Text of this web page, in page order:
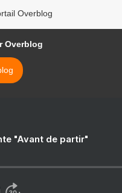
Overblog
Overblog
"Avant de partir"